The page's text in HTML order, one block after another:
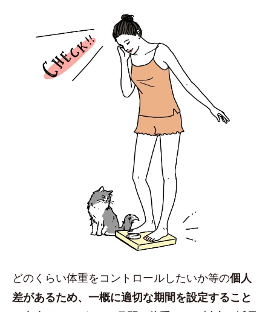
どのくらい体重をコントロールしたいか等の個人
差があるため、一概に適切な期間を設定すること